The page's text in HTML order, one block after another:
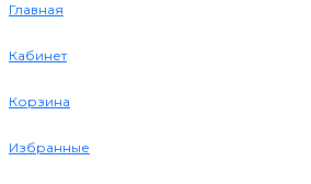
Главная
Кабинет
Корзина
Избранные